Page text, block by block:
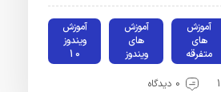
آموزش
های
متفرقه
آموزش
های
ویندوز
آموزش
ویندوز
10
0 دیدگاه